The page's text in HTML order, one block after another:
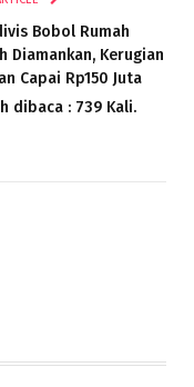
Bobol Rumah
Diamankan, Kerugian
Capai Rp150 Juta
dibaca : 739 Kali.